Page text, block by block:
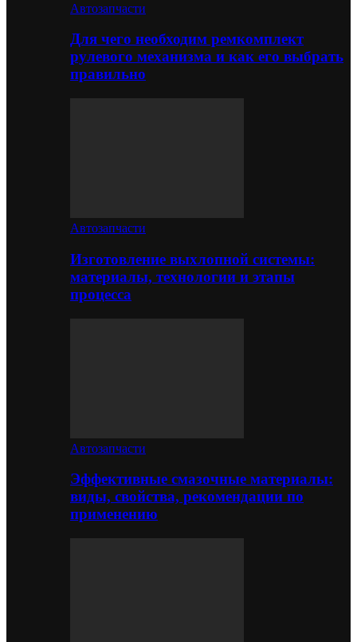
Автозапчасти
Для чего необходим ремкомплект
рулевого механизма и как его выбрать
правильно
Автозапчасти
Изготовление выхлопной системы:
материалы, технологии и этапы
процесса
Автозапчасти
Эффективные смазочные материалы:
виды, свойства, рекомендации по
применению